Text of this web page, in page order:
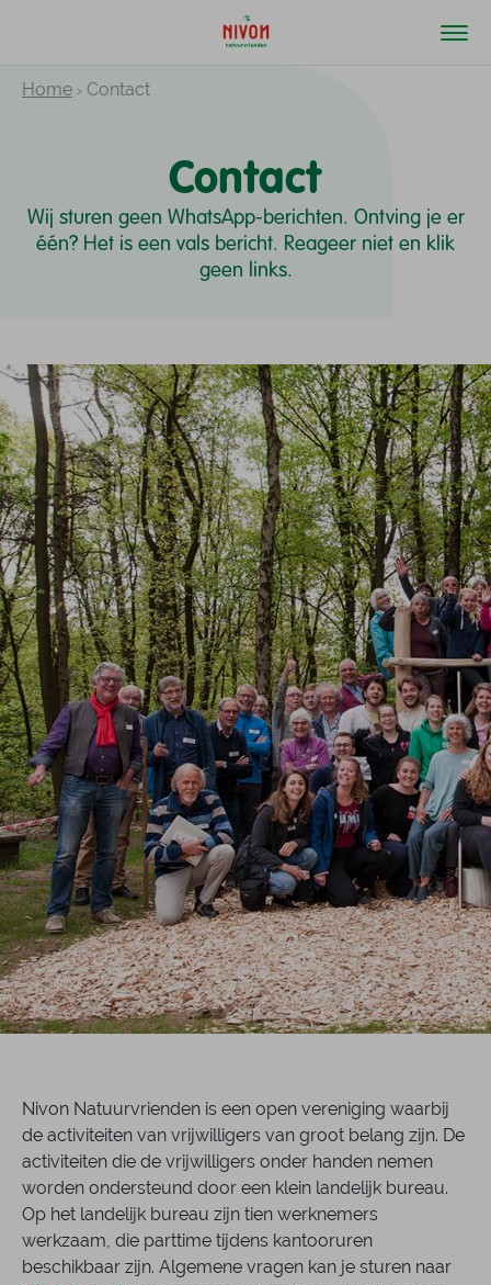
Home Contact
Contact
Wij sturen geen WhatsApp-berichten. Ontving je er
één? Het is een vals bericht. Reageer niet en klik
geen links.
Nivon Natuurvrienden is een open vereniging waarbij
de activiteiten van vrijwilligers van groot belang zijn. De
activiteiten die de vrijwilligers onder handen nemen
worden ondersteund door een klein landelijk bureau.
Op het landelijk bureau zijn tien werknemers
werkzaam, die parttime tijdens kantooruren
beschikbaar zijn. Algemene vragen kan je sturen naar